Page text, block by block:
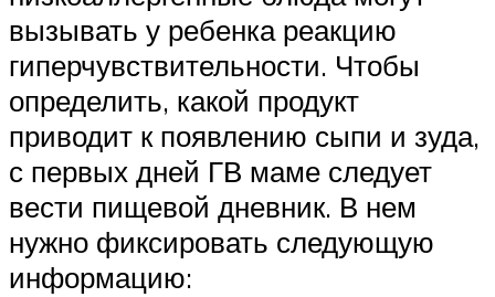
вызывать у ребенка реакцию
гиперчувствительности. Чтобы
определить, какой продукт
приводит к появлению сыпи и зуда,
с первых дней ГВ маме следует
вести пищевой дневник. В нем
нужно фиксировать следующую
информацию: